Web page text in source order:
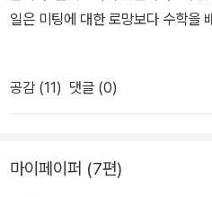
로 “세상 사람들은 나를 어떻게 볼
서 놀고 있는 소년과 같다고 생각한
예쁜 조개껍데기를 줍고 기뻐하곤
밀을 드러내지 않은 채 여전히 내 앞
태어났다. 1661년 케임브리지대학
로 학비와 생활비를 벌어가며 공부
일은 미팅에 대한 로망보다 수학을
데...... <프린키피아>를 읽는 것은
려는 시도다. 읽기를 잘했다. 어디까
하는지 수학의 한계를 확인했으니
판단에 의지해 드문 일을 해낸 거다.
공감 (11) 댓글 (0)
마이페이퍼 (7편)